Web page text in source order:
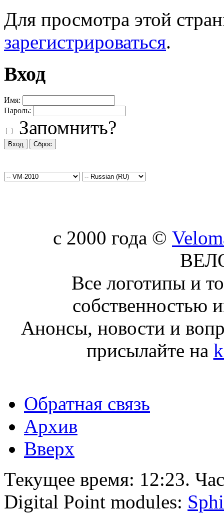
Для просмотра этой
зарегистрироваться.
Вход
Имя:
Пароль:
Запомнить?
c 2000 года ©
Все логотипы и
собственностью
Анонсы, новости и
присылайте на
Обратная связь
Архив
Вверх
Текущее время: 12:23.
Digital Point modules: